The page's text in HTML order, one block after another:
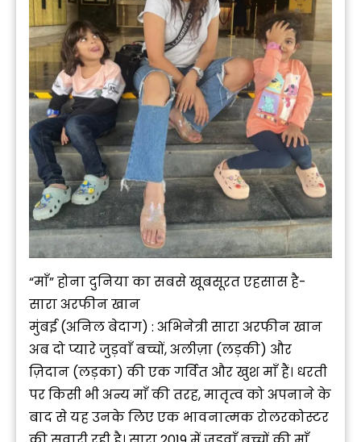
“माँ” होना दुनिया का सबसे खूबसूरत एहसास है-
सारा अरफीन खान
मुंबई (अनिल बेदाग) : अभिनेत्री सारा अरफीन खान
अब दो प्यारे जुड़वाँ बच्चों, अलीज़ा (लड़की) और
ज़िदान (लड़का) की एक गर्वित और खुश माँ हैं। धरती
पर किसी भी अन्य माँ की तरह, मातृत्व को अपनाने के
बाद से यह उनके लिए एक भावनात्मक रोलरकोस्टर